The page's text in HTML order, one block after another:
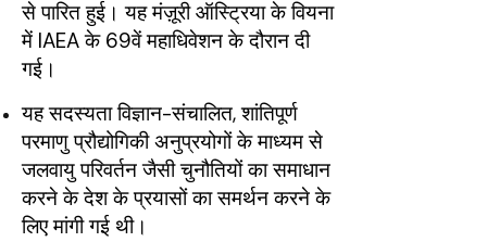
से पारित हुई। यह मंज़ूरी ऑस्ट्रिया के वियना
में IAEA के 69वें महाधिवेशन के दौरान दी
गई।
यह सदस्यता विज्ञान-संचालित, शांतिपूर्ण
परमाणु प्रौद्योगिकी अनुप्रयोगों के माध्यम से
जलवायु परिवर्तन जैसी चुनौतियों का समाधान
करने के देश के प्रयासों का समर्थन करने के
लिए मांगी गई थी।